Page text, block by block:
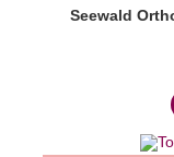
Seewald